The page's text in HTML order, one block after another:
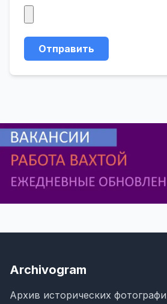
Отправить
Archivogram
Архив исторических